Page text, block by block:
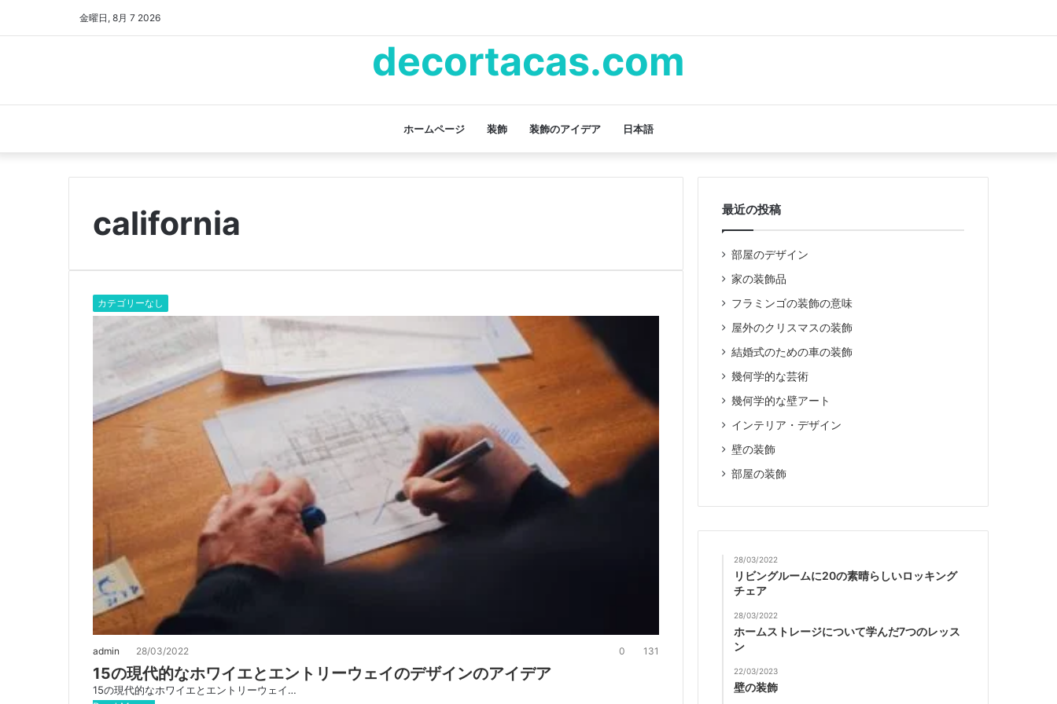
金曜日, 8月 7 2026
decortacas.com
ホームページ 装飾 装飾のアイデア 日本語
california
カテゴリーなし
admin 28/03/2022 0 131
15の現代的なホワイエとエントリーウェイのデザインのアイデア
15の現代的なホワイエとエントリーウェイ…
最近の投稿
部屋のデザイン
家の装飾品
フラミンゴの装飾の意味
屋外のクリスマスの装飾
結婚式のための車の装飾
幾何学的な芸術
幾何学的な壁アート
インテリア・デザイン
壁の装飾
部屋の装飾
28/03/2022
リビングルームに20の素晴らしいロッキング
チェア
28/03/2022
ホームストレージについて学んだ7つのレッス
ン
22/03/2023
壁の装飾